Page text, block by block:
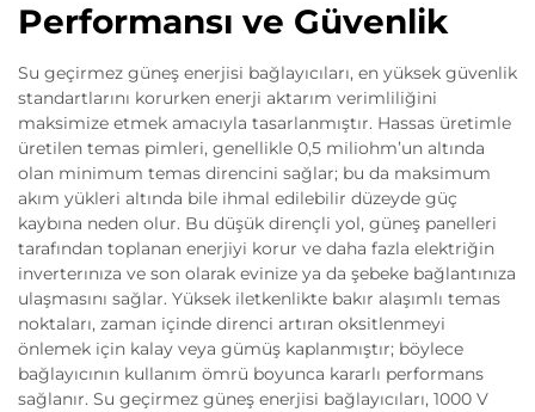
Performansı ve Güvenlik
Su geçirmez güneş enerjisi bağlayıcıları, en yüksek güvenlik
standartlarını korurken enerji aktarım verimliliğini
maksimize etmek amacıyla tasarlanmıştır. Hassas üretimle
üretilen temas pimleri, genellikle 0,5 miliohm’un altında
olan minimum temas direncini sağlar; bu da maksimum
akım yükleri altında bile ihmal edilebilir düzeyde güç
kaybına neden olur. Bu düşük dirençli yol, güneş panelleri
tarafından toplanan enerjiyi korur ve daha fazla elektriğin
inverterınıza ve son olarak evinize ya da şebeke bağlantınıza
ulaşmasını sağlar. Yüksek iletkenlikte bakır alaşımlı temas
noktaları, zaman içinde direnci artıran oksitlenmeyi
önlemek için kalay veya gümüş kaplanmıştır; böylece
bağlayıcının kullanım ömrü boyunca kararlı performans
sağlanır. Su geçirmez güneş enerjisi bağlayıcıları, 1000 V